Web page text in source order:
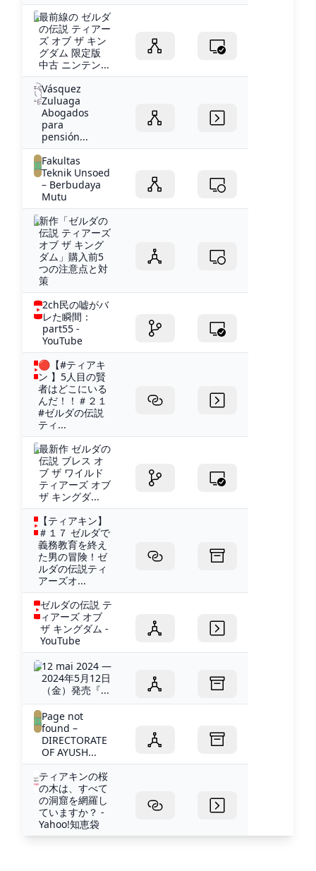
最前線の ゼルダ
の伝説 ティアー
ズ オブ ザ キン
グダム 限定版
中古 ニンテン...
Vásquez
Zuluaga
Abogados
para
pensión...
Fakultas
Teknik Unsoed
– Berbudaya
Mutu
新作「ゼルダの
伝説 ティアーズ
オブ ザ キング
ダム」購入前5
つの注意点と対
策
2ch民の嘘がバ
レた瞬間：
part55 -
YouTube
🔴【#ティアキ
ン 】5人目の賢
者はどこにいる
んだ！！＃２１
#ゼルダの伝説
ティ...
最新作 ゼルダの
伝説 ブレス オ
ブ ザ ワイルド
ティアーズ オブ
ザ キングダ...
【ティアキン】
＃１７ ゼルダで
義務教育を終え
た男の冒険！ゼ
ルダの伝説ティ
アーズオ...
ゼルダの伝説 テ
ィアーズ オブ
ザ キングダム -
YouTube
12 mai 2024 —
2024年5月12日
（金）発売『...
Page not
found –
DIRECTORATE
OF AYUSH...
ティアキンの桜
の木は、すべて
の洞窟を網羅し
ていますか？ -
Yahoo!知恵袋